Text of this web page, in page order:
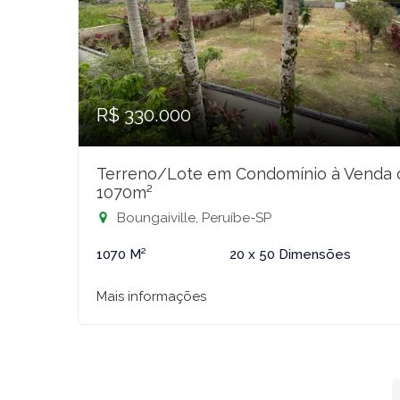
R$ 330.000
Terreno/Lote em Condomínio à Venda
1070m²
Boungaiville, Peruíbe-SP
1070 M² 20 x 50 Dimensões
Mais informações